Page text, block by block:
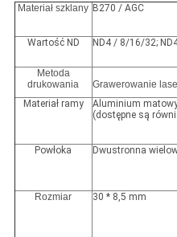
Materiał szklany B270 / AGC
Wartość ND ND4 / 8/16/32;
Metoda
drukowania
Grawerowanie
Materiał ramy
Aluminium
(dostępne są
Powłoka Dwustronna
Rozmiar 30 * 8,5 mm